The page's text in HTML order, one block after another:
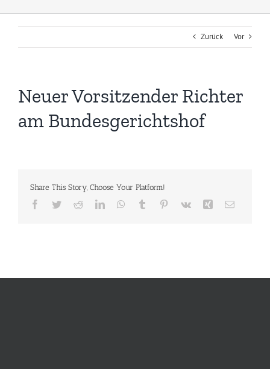
Zurück Vor
Neuer Vorsitzender Richter
am Bundesgerichtshof
Share This Story, Choose Your Platform!
Facebook
TwitterRedditLinkedInWhatsApp
Tumblr Pinterest
Vk Xing E-